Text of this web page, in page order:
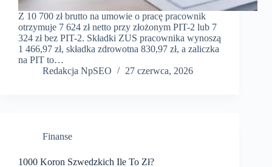
Z 10 700 zł brutto na umowie o pracę pracownik
otrzymuje 7 624 zł netto przy złożonym PIT-2 lub 7
324 zł bez PIT-2. Składki ZUS pracownika wynoszą
1 466,97 zł, składka zdrowotna 830,97 zł, a zaliczka
na PIT to…
Redakcja NpSEO
27 czerwca, 2026
Finanse
1000 Koron Szwedzkich Ile To Zł?